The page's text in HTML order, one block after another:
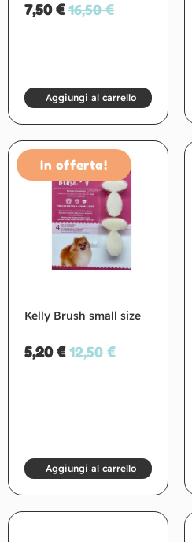
16,50€
7,50€
Aggiungi al carrello
In offerta!
Kelly Brush small size
12,50€
5,20€
Aggiungi al carrello